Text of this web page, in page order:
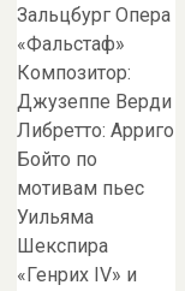
Зальцбург Опера
«Фальстаф»
Композитор:
Джузеппе Верди
Либретто: Арриго
Бойто по
мотивам пьес
Уильяма
Шекспира
«Генрих IV» и